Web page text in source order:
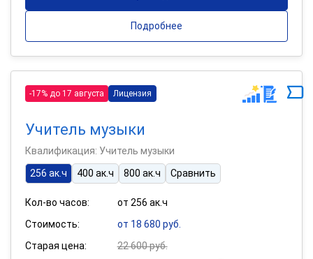
Подробнее
-17% до 17 августа Лицензия
Учитель музыки
Квалификация: Учитель музыки
256 ак.ч
400 ак.ч 800 ак.ч Сравнить
Кол-во часов:
от 256 ак.ч
Стоимость:
от 18 680 руб.
Старая цена:
22 600 руб.